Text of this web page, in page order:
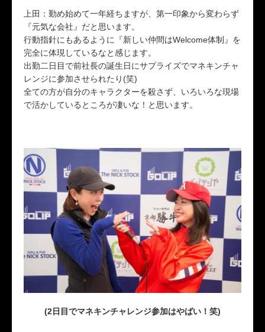
上田：勤め始めて一年経ちますが、第一印象から変わらず
『元気な会社』だと思います。
行動指針にもあるように『新しい仲間はWelcome体制』を
完全に体現しているなと感じます。
出勤二日目で前社長の誕生日にサプライズでマネキンチャ
レンジに参加させられたり(笑)
全ての方が自分のキャラクターを殺さず、いろいろな現場
で活かしているところが凄いな！と思います。
(2日目でマネキンチャレンジ参加はやばい！笑)